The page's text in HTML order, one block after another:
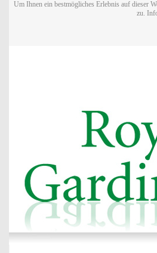
Um Ihnen ein bestmögliches Erlebnis auf dieser
zu.